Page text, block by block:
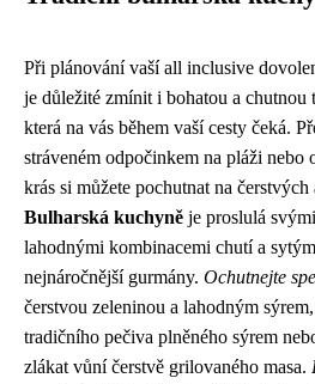
Při plánování vaší all inclusive
je důležité zmínit i bohatou a
která na vás během vaší cesty čeká.
stráveném odpočinkem na pláži nebo
krás si můžete pochutnat na
Bulharská kuchyně je proslulá
lahodnými kombinacemi chutí a
nejnáročnější gurmány. Ochutnejte
čerstvou zeleninou a lahodným
tradičního pečiva plněného sýrem
zlákat vůní čerstvě grilovaného masa.